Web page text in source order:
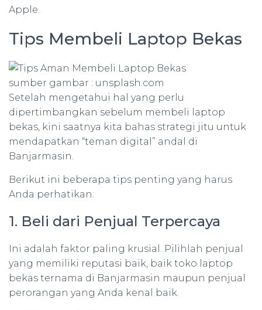
Apple.
Tips Membeli Laptop Bekas
sumber gambar : unsplash.com
Setelah mengetahui hal yang perlu
dipertimbangkan sebelum membeli laptop
bekas, kini saatnya kita bahas strategi jitu untuk
mendapatkan “teman digital” andal di
Banjarmasin.
Berikut ini beberapa tips penting yang harus
Anda perhatikan:
1. Beli dari Penjual Terpercaya
Ini adalah faktor paling krusial. Pilihlah penjual
yang memiliki reputasi baik, baik toko laptop
bekas ternama di Banjarmasin maupun penjual
perorangan yang Anda kenal baik.